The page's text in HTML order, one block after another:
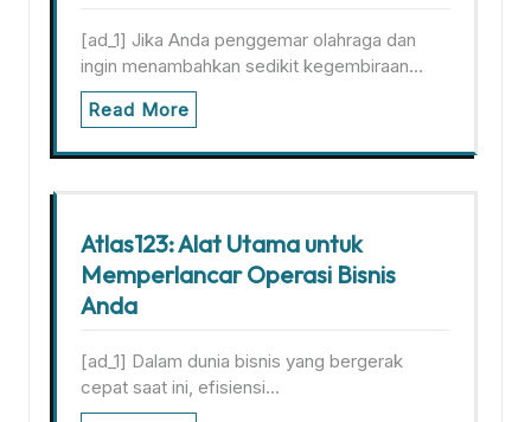
[ad_1] Jika Anda penggemar olahraga dan
ingin menambahkan sedikit kegembiraan…
Read More
Atlas123: Alat Utama untuk
Memperlancar Operasi Bisnis
Anda
[ad_1] Dalam dunia bisnis yang bergerak
cepat saat ini, efisiensi…